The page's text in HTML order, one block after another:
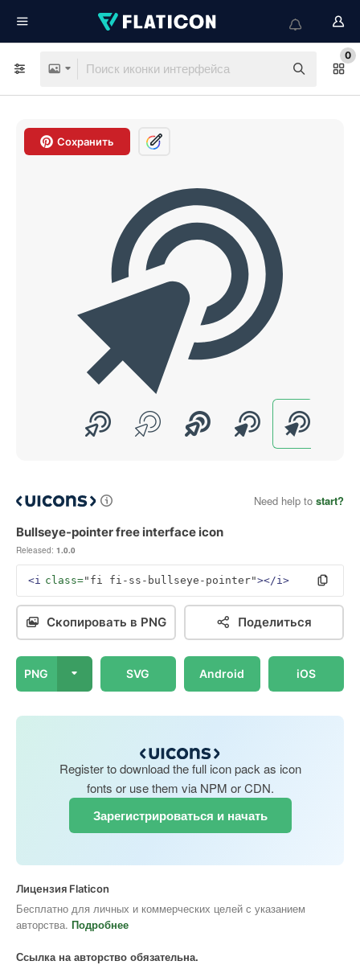
0
Сохранить
Need help to start?
Bullseye-pointer free interface icon
Released: 1.0.0
<i class="fi fi-ss-bullseye-pointer"></i>
Скопировать в PNG Поделиться
PNG SVG Android iOS
Register to download the full icon pack as icon
fonts or use them via NPM or CDN.
Зарегистрироваться и начать
Лицензия Flaticon
Бесплатно для личных и коммерческих целей с указанием
авторства. Подробнее
Ссылка на авторство обязательна.